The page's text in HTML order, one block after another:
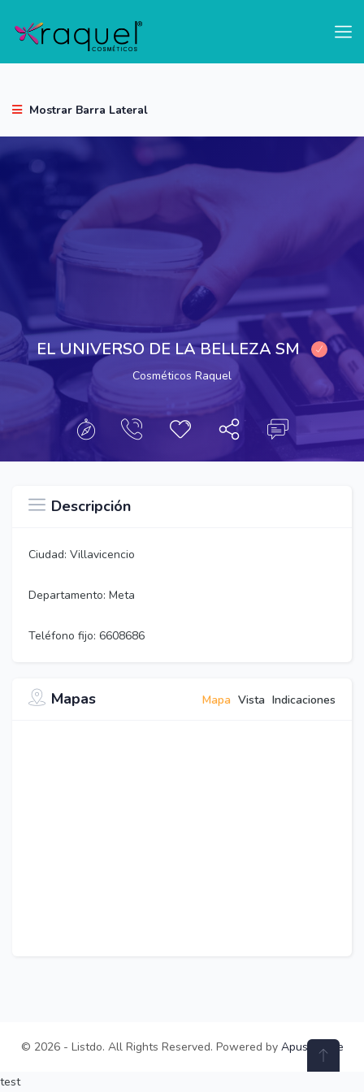
Mostrar Barra Lateral
EL UNIVERSO DE LA BELLEZA SM
Cosméticos Raquel
Descripción
Ciudad: Villavicencio
Departamento: Meta
Teléfono fijo: 6608686
Mapas Mapa Vista Indicaciones
© 2026 - Listdo. All Rights Reserved. Powered by ApusTheme
test